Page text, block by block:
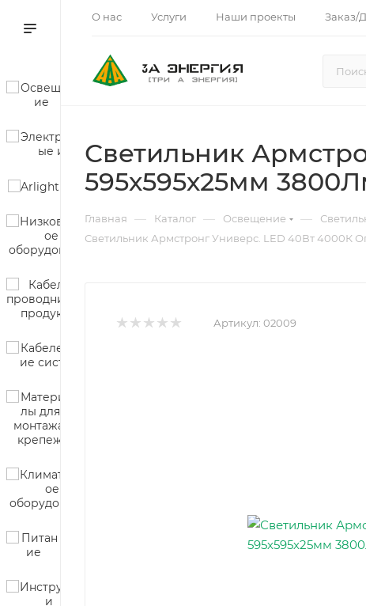
О нас Услуги Наши проекты Заказ/
Светильник
595х595х25мм
Главная — Каталог — Освещение —
Светильник Армстронг Универс. LED 40Вт 4000К
Артикул: 02009